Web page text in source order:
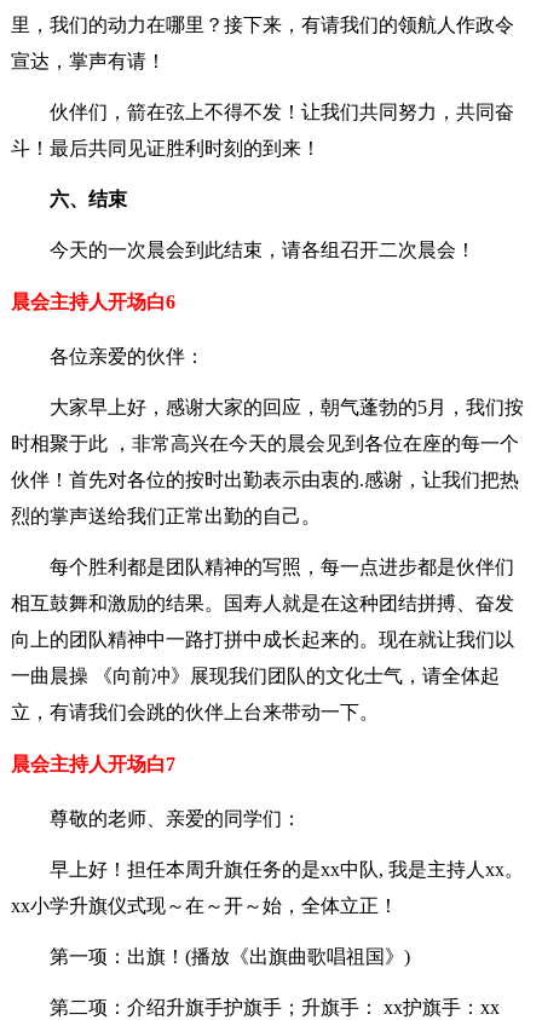
里，我们的动力在哪里？接下来，有请我们的领航人作政令
宣达，掌声有请！
伙伴们，箭在弦上不得不发！让我们共同努力，共同奋
斗！最后共同见证胜利时刻的到来！
六、结束
今天的一次晨会到此结束，请各组召开二次晨会！
晨会主持人开场白6
各位亲爱的伙伴：
大家早上好，感谢大家的回应，朝气蓬勃的5月，我们按
时相聚于此 ，非常高兴在今天的晨会见到各位在座的每一个
伙伴！首先对各位的按时出勤表示由衷的.感谢，让我们把热
烈的掌声送给我们正常出勤的自己。
每个胜利都是团队精神的写照，每一点进步都是伙伴们
相互鼓舞和激励的结果。国寿人就是在这种团结拼搏、奋发
向上的团队精神中一路打拼中成长起来的。现在就让我们以
一曲晨操 《向前冲》展现我们团队的文化士气，请全体起
立，有请我们会跳的伙伴上台来带动一下。
晨会主持人开场白7
尊敬的老师、亲爱的同学们：
早上好！担任本周升旗任务的是xx中队, 我是主持人xx。
xx小学升旗仪式现～在～开～始，全体立正！
第一项：出旗！(播放《出旗曲歌唱祖国》)
第二项：介绍升旗手护旗手；升旗手： xx护旗手：xx